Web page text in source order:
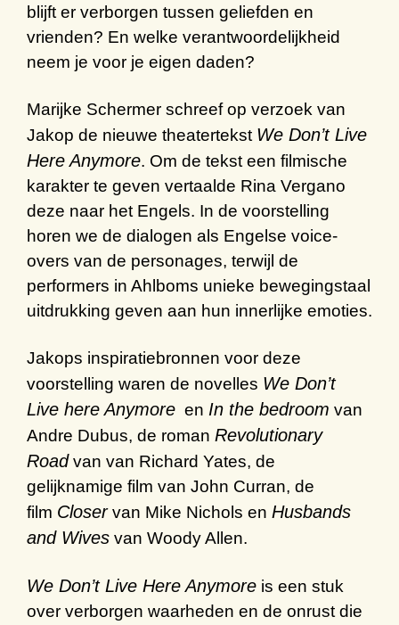
blijft er verborgen tussen geliefden en
vrienden? En welke verantwoordelijkheid
neem je voor je eigen daden?
Marijke Schermer schreef op verzoek van
Jakop de nieuwe theatertekst We Don’t Live
Here Anymore. Om de tekst een filmische
karakter te geven vertaalde Rina Vergano
deze naar het Engels. In de voorstelling
horen we de dialogen als Engelse voice-
overs van de personages, terwijl de
performers in Ahlboms unieke bewegingstaal
uitdrukking geven aan hun innerlijke emoties.
Jakops inspiratiebronnen voor deze
voorstelling waren de novelles We Don’t
Live here Anymore en In the bedroom van
Andre Dubus, de roman Revolutionary
Roadvan van Richard Yates, de
gelijknamige film van John Curran, de
film Closervan Mike Nichols en Husbands
and Wives van Woody Allen.
We Don’t Live Here Anymore is een stuk
over verborgen waarheden en de onrust die